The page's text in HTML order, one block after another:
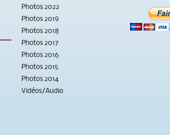
Photos 2022
Photos 2019
Photos 2018
Photos 2017
Photos 2016
Photos 2015
Photos 2014
Vidéos/Audio